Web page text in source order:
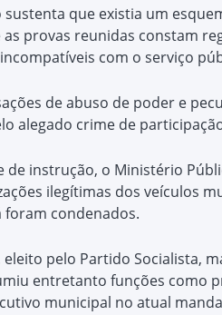
sustenta que existia um
provas reunidas constam
com o serviço
de abuso de poder e
alegado crime de
de instrução, o Ministério
ilegítimas dos veículos
condenados.
pelo Partido Socialista,
entretanto funções como
municipal no atual